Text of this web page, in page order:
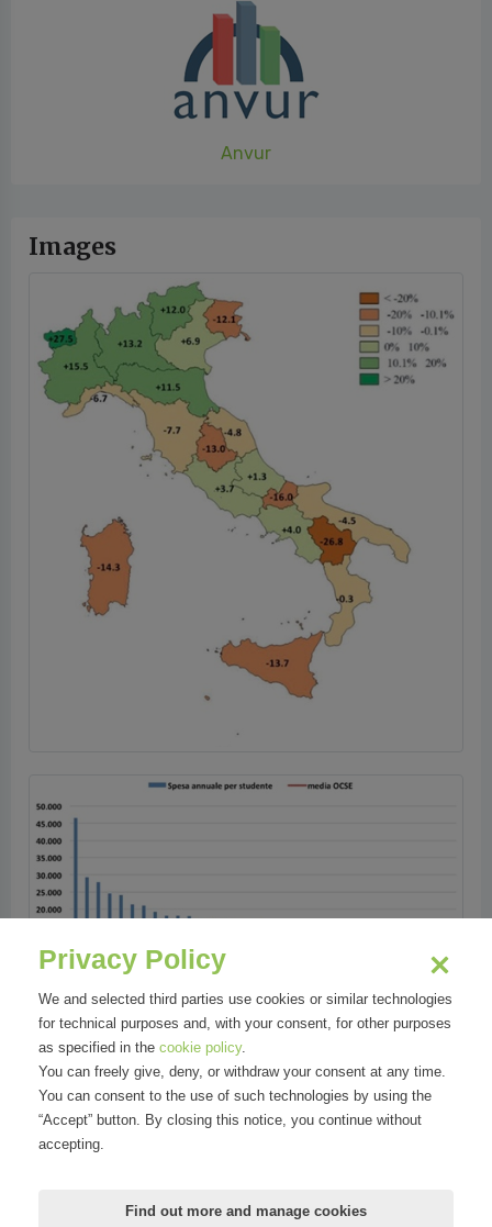
Anvur
Images
Privacy Policy
We and selected third parties use cookies or similar technologies
for technical purposes and, with your consent, for other purposes
as specified in the cookie policy.
You can freely give, deny, or withdraw your consent at any time.
You can consent to the use of such technologies by using the
“Accept” button. By closing this notice, you continue without
accepting.
Find out more and manage cookies